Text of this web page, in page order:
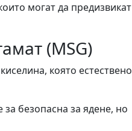
могат да предизвикат
(MSG)
която естествено
безопаснa за ядене, но